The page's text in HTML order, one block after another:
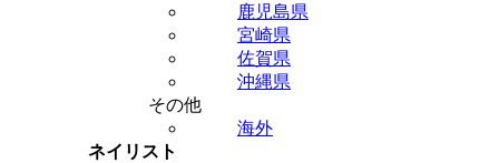
鹿児島県
宮崎県
佐賀県
沖縄県
その他
海外
ネイリスト